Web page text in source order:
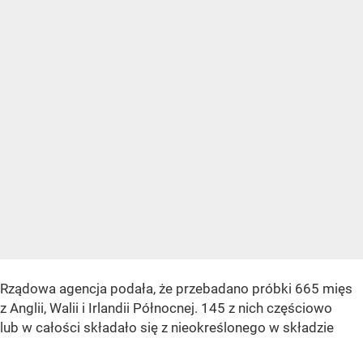
Rządowa agencja podała, że przebadano próbki 665 mięs
z Anglii, Walii i Irlandii Północnej. 145 z nich częściowo
lub w całości składało się z nieokreślonego w składzie